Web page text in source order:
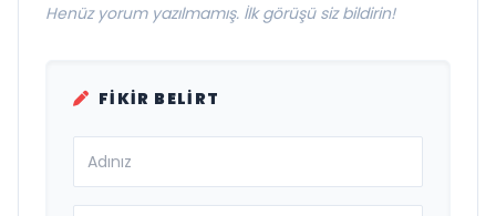
Henüz yorum yazılmamış. İlk görüşü siz bildirin!
FIKIR BELIRT